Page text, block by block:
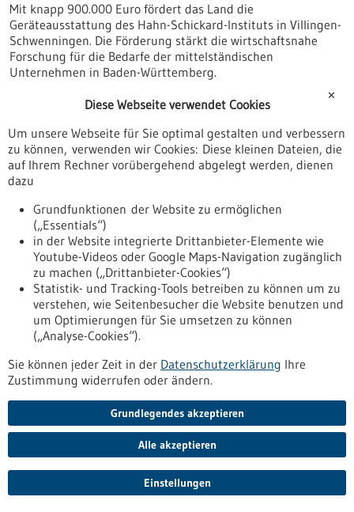
Mit knapp 900.000 Euro fördert das Land die
Geräteausstattung des Hahn-Schickard-Instituts in Villingen-
Schwenningen. Die Förderung stärkt die wirtschaftsnahe
Forschung für die Bedarfe der mittelständischen
Unternehmen in Baden-Württemberg.
bw.de/fachbeitrag/pm/hahn-schickard-institut-villingen-
Anmeldung
Probenverfügbarkeit an Kliniken
https://regulatorik-gesundheitswirtschaft.bio-
pro.de/veranstaltungen/vergangene-
veranstaltungen/anmeldung-optimierung-ivd-
probenverfuegbarkeit-kliniken
BIOPRO Spezial: Regulation - 13.01.2022
IVDR – Neue Anforderungen bei In-House-
Tests
Mit der IVDR gibt es verschiedene neue, aber auch einige alte
✕
Diese Webseite verwendet Cookies
Um unsere Webseite für Sie optimal gestalten und verbessern
zu können, verwenden wir Cookies: Diese kleinen Dateien, die
auf Ihrem Rechner vorübergehend abgelegt werden, dienen
dazu
Grundfunktionen der Website zu ermöglichen
(„Essentials“)
in der Website integrierte Drittanbieter-Elemente wie
Youtube-Videos oder Google Maps-Navigation zugänglich
zu machen („Drittanbieter-Cookies“)
Statistik- und Tracking-Tools betreiben zu können um zu
verstehen, wie Seitenbesucher die Website benutzen und
um Optimierungen für Sie umsetzen zu können
(„Analyse-Cookies“).
Sie können jeder Zeit in der Datenschutzerklärung Ihre
Zustimmung widerrufen oder ändern.
Grundlegendes akzeptieren
Alle akzeptieren
Einstellungen